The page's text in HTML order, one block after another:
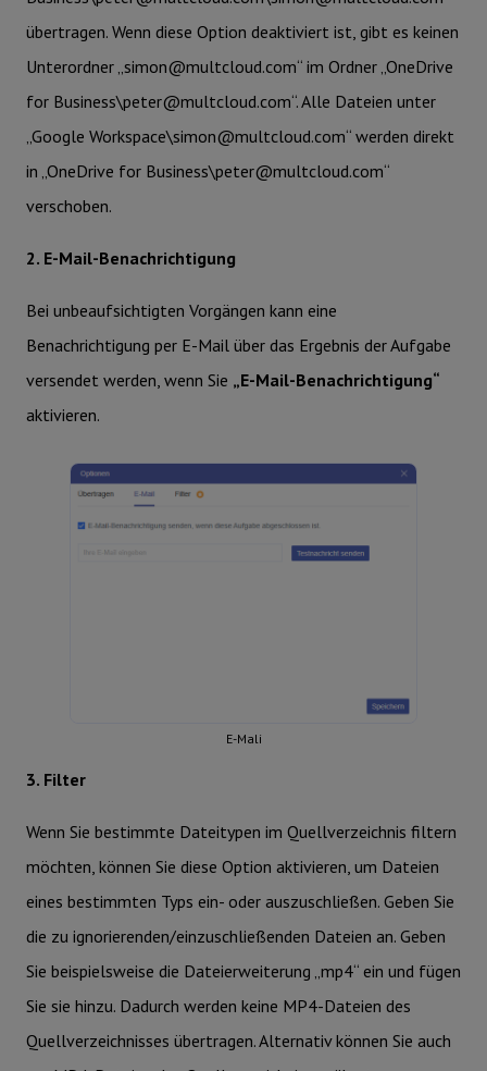
übertragen. Wenn diese Option deaktiviert ist, gibt es keinen
Unterordner „simon@multcloud.com“ im Ordner „OneDrive
for Business\peter@multcloud.com“. Alle Dateien unter
„Google Workspace\simon@multcloud.com“ werden direkt
in „OneDrive for Business\peter@multcloud.com“
verschoben.
2. E-Mail-Benachrichtigung
Bei unbeaufsichtigten Vorgängen kann eine
Benachrichtigung per E-Mail über das Ergebnis der Aufgabe
versendet werden, wenn Sie „E-Mail-Benachrichtigung“
aktivieren.
E-Mali
3. Filter
Wenn Sie bestimmte Dateitypen im Quellverzeichnis filtern
möchten, können Sie diese Option aktivieren, um Dateien
eines bestimmten Typs ein- oder auszuschließen. Geben Sie
die zu ignorierenden/einzuschließenden Dateien an. Geben
Sie beispielsweise die Dateierweiterung „mp4“ ein und fügen
Sie sie hinzu. Dadurch werden keine MP4-Dateien des
Quellverzeichnisses übertragen. Alternativ können Sie auch